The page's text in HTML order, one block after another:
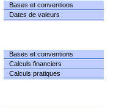
Bases et conventions
Dates de valeurs
Bases et conventions
Calculs financiers
Calculs pratiques